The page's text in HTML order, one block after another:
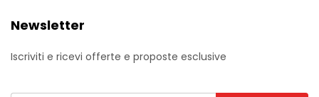
Newsletter
Iscriviti e ricevi offerte e proposte esclusive